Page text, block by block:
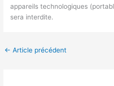
appareils technologiques
sera interdite.
← Article précédent